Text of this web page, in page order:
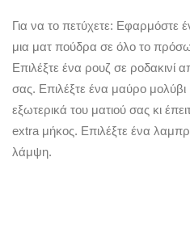
Για να το πετύχετε: Εφαρμόστε
μια ματ πούδρα σε όλο το
Επιλέξτε ένα ρουζ σε ροδακινί
σας. Επιλέξτε ένα μαύρο
εξωτερικά του ματιού σας κι
extra μήκος. Επιλέξτε ένα
λάμψη.